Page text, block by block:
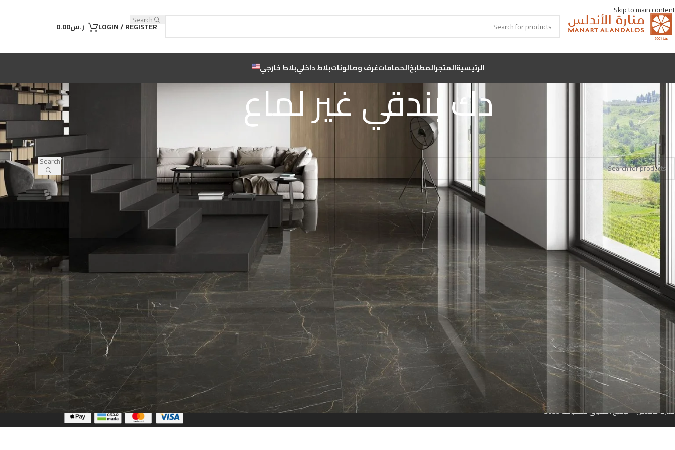
Skip to main content
Search
LOGIN / REGISTER ر.س0.00
الرئيسيةالمتجرالمطابخالحماماتغرف وصالوناتبلاط داخليبلاط خارجي
دك بندقي غير لماع Home اللون دك بندقي غير لماع
No products were found matching your selection.
Search
روابط سريعة
من نحن
المتجر
تواصل معنا
الاقسام
بلاط داخلي
بلاط خارجي
تابعنا
منارة الأندلس © جميع الحقوق محفوظة 2023